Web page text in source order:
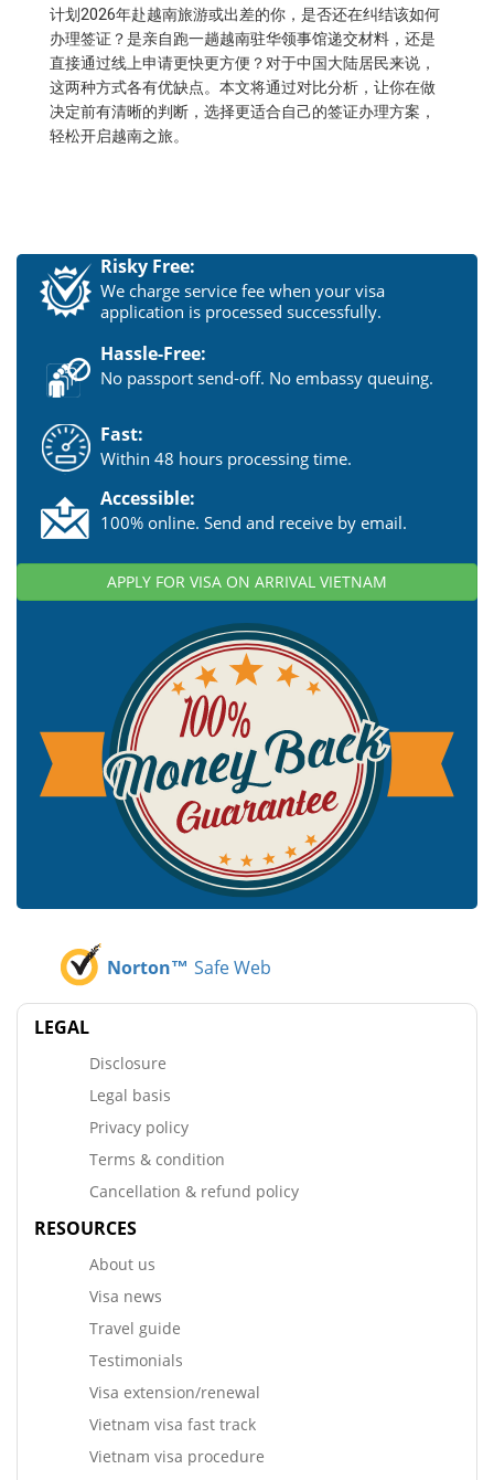
计划2026年赴越南旅游或出差的你，是否还在纠结该如何
办理签证？是亲自跑一趟越南驻华领事馆递交材料，还是
直接通过线上申请更快更方便？对于中国大陆居民来说，
这两种方式各有优缺点。本文将通过对比分析，让你在做
决定前有清晰的判断，选择更适合自己的签证办理方案，
轻松开启越南之旅。
Risky Free:
We charge service fee when your visa
application is processed successfully.
Hassle-Free:
No passport send-off. No embassy queuing.
Fast:
Within 48 hours processing time.
Accessible:
100% online. Send and receive by email.
APPLY FOR VISA ON ARRIVAL VIETNAM
Norton™ Safe Web
LEGAL
Disclosure
Legal basis
Privacy policy
Terms & condition
Cancellation & refund policy
RESOURCES
About us
Visa news
Travel guide
Testimonials
Visa extension/renewal
Vietnam visa fast track
Vietnam visa procedure